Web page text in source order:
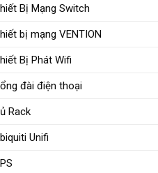
Bị Mạng Switch
bị mạng VENTION
Bị Phát Wifi
đài điện thoại
Rack
Unifi